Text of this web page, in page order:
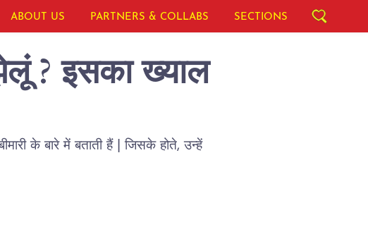
ABOUT US PARTNERS & COLLABS SECTIONS
? इसका ख्याल
के बारे में बताती हैं | जिसके होते, उन्हें